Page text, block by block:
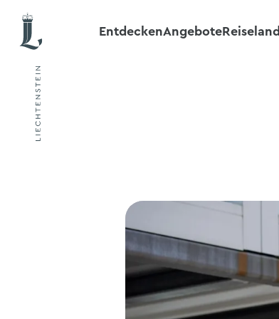
EntdeckenAngeboteReiseland